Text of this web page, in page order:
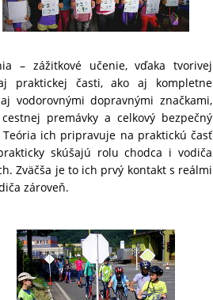
– zážitkové učenie, vďaka tvorivej
praktickej časti, ako aj kompletne
vodorovnými dopravnými značkami,
premávky a celkový bezpečný
ich pripravuje na praktickú časť
skúšajú rolu chodca i vodiča
Zväčša je to ich prvý kontakt s reálmi
zároveň.